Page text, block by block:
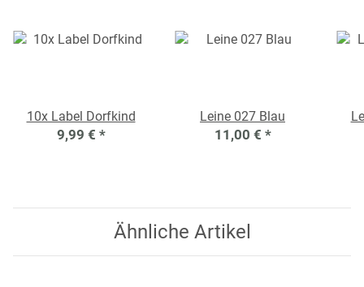
10x Label Dorfkind
9,99 € *
Leine 027 Blau
11,00 € *
Ähnliche Artikel